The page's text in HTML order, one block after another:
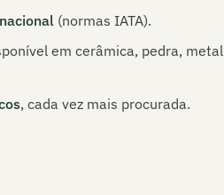
(normas IATA).
em cerâmica, pedra, metal
, cada vez mais procurada.